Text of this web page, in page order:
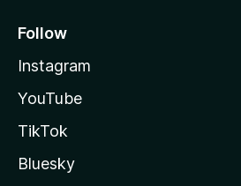
Follow
Instagram
YouTube
TikTok
Bluesky